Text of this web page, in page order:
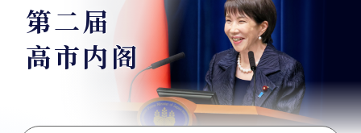
第二届
高市内阁